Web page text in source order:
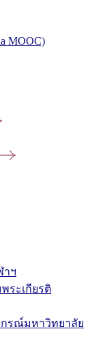
MOOC)
าฯ
ระเกียรติ
รณ์มหาวิทยาลัย